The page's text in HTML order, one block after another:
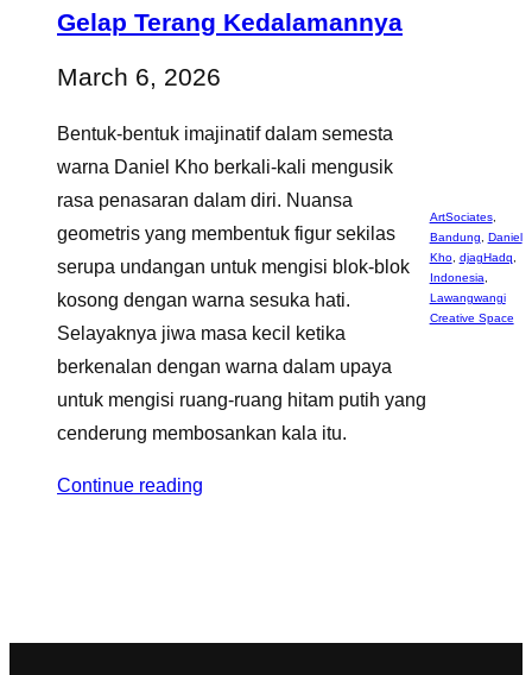
Gelap Terang Kedalamannya
March 6, 2026
Bentuk-bentuk imajinatif dalam semesta
warna Daniel Kho berkali-kali mengusik
rasa penasaran dalam diri. Nuansa
geometris yang membentuk figur sekilas
serupa undangan untuk mengisi blok-blok
kosong dengan warna sesuka hati.
Selayaknya jiwa masa kecil ketika
berkenalan dengan warna dalam upaya
untuk mengisi ruang-ruang hitam putih yang
cenderung membosankan kala itu.
Continue reading
ArtSociates,
Bandung
Daniel
Kho, djagHadq
Indonesia
Lawangwangi
Creative Space